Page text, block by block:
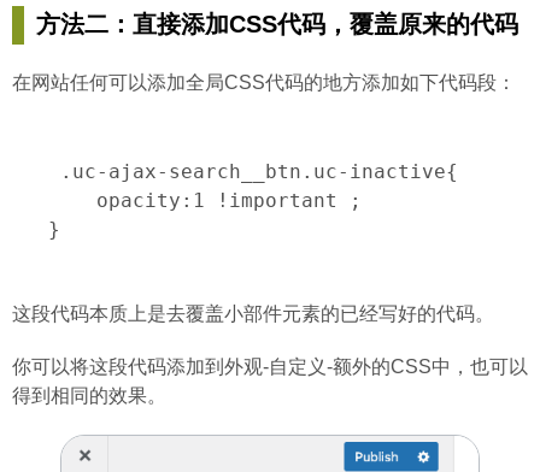
方法二：直接添加CSS代码，覆盖原来的代码
在网站任何可以添加全局CSS代码的地方添加如下代码段：
}
这段代码本质上是去覆盖小部件元素的已经写好的代码。
你可以将这段代码添加到外观-自定义-额外的CSS中，也可以
得到相同的效果。